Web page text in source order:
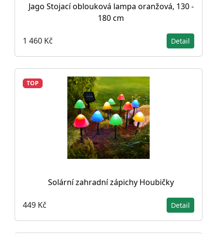
Jago Stojací oblouková lampa oranžová, 130 -
180 cm
1 460 Kč Detail
TOP
Solární zahradní zápichy Houbičky
449 Kč Detail